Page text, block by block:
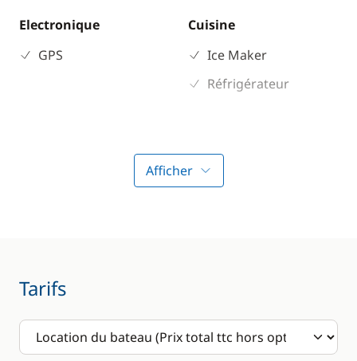
Electronique
GPS
Cuisine
Ice Maker
Réfrigérateur
Afficher
Tarifs